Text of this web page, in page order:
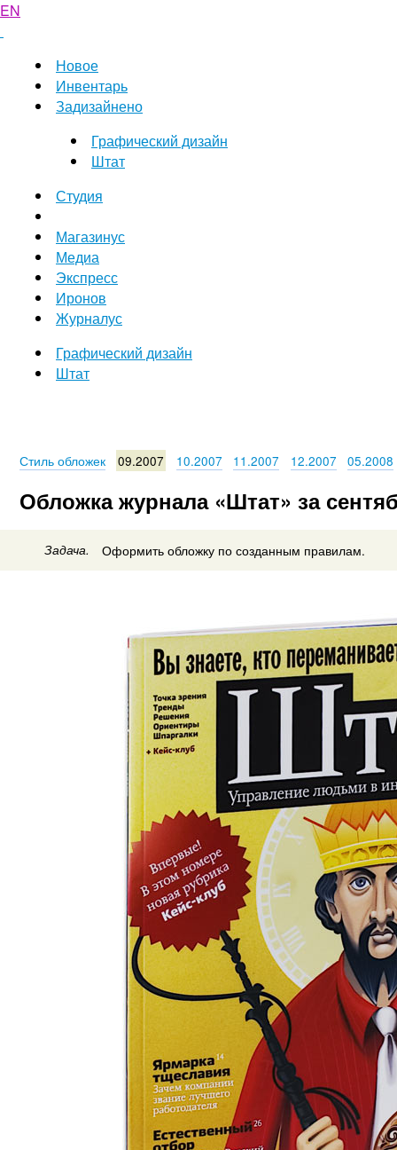
EN
Новое
Инвентарь
Задизайнено
Графический дизайн
Штат
Студия
Магазинус
Медиа
Экспресс
Иронов
Журналус
Графический дизайн
Штат
Стиль обложек 09.2007 10.2007 11.2007 12.2007 05.2008
Обложка журнала «Штат» за
Задача. Оформить обложку по созданным правилам.